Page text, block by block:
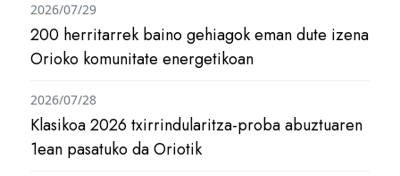
200 herritarrek baino gehiagok eman dute izena
Orioko komunitate energetikoan
2026/07/29
Klasikoa 2026 txirrindularitza-proba abuztuaren
1ean pasatuko da Oriotik
2026/07/28